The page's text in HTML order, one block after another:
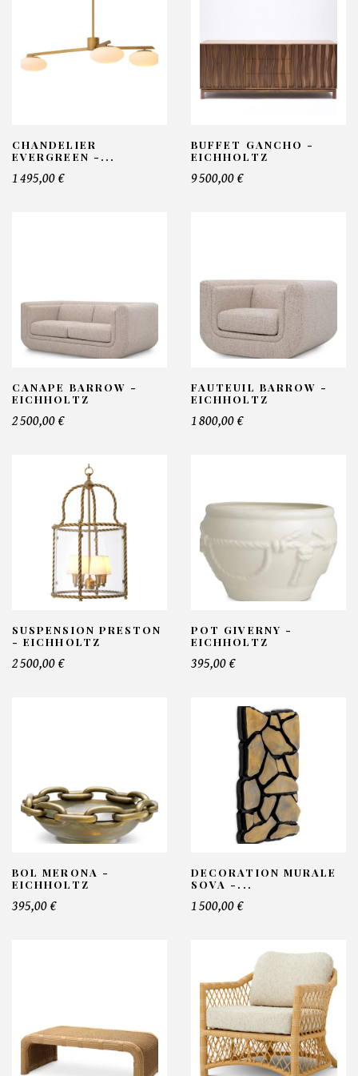
CHANDELIER
EVERGREEN -...
1 495,00 €
BUFFET GANCHO -
EICHHOLTZ
9 500,00 €
CANAPE BARROW -
EICHHOLTZ
2 500,00 €
FAUTEUIL BARROW -
EICHHOLTZ
1 800,00 €
SUSPENSION PRESTON
- EICHHOLTZ
2 500,00 €
POT GIVERNY -
EICHHOLTZ
395,00 €
BOL MERONA -
EICHHOLTZ
395,00 €
DECORATION MURALE
SOVA -...
1 500,00 €